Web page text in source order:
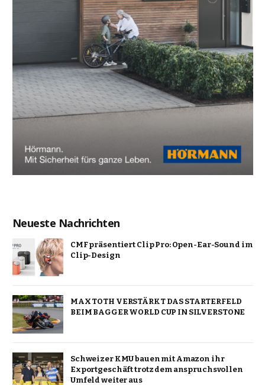
Neueste Nachrichten
CMF präsentiert Clip Pro: Open-Ear-Sound im
Clip-Design
MAX TOTH VERSTÄRKT DAS STARTERFELD
BEIM BAGGER WORLD CUP IN SILVERSTONE
Schweizer KMU bauen mit Amazon ihr
Exportgeschäft trotz dem anspruchsvollen
Umfeld weiter aus